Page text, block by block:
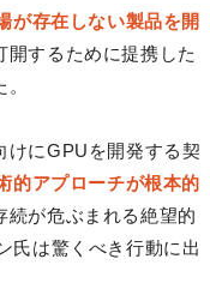
が存在しない製品を開
開するために提携した
けにGPUを開発する契
的アプローチが根本的
続が危ぶまれる絶望的
氏は驚くべき行動に出